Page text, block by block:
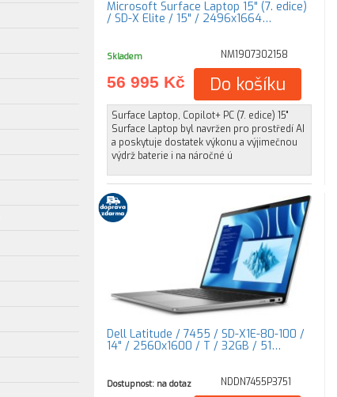
Microsoft Surface Laptop 15" (7. edice)
/ SD-X Elite / 15" / 2496x1664…
Skladem NM1907302158
56 995 Kč Do košíku
Surface Laptop, Copilot+ PC (7. edice) 15"
Surface Laptop byl navržen pro prostředí AI
a poskytuje dostatek výkonu a výjimečnou
výdrž baterie i na náročné ú
Dell Latitude / 7455 / SD-X1E-80-100 /
14" / 2560x1600 / T / 32GB / 51…
Dostupnost: na dotaz NDDN7455P3751